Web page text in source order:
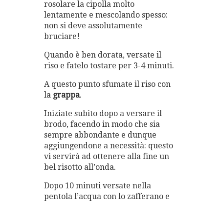
rosolare la cipolla molto
lentamente e mescolando spesso:
non si deve assolutamente
bruciare!
Quando è ben dorata, versate il
riso e fatelo tostare per 3-4 minuti.
A questo punto sfumate il riso con
la grappa.
Iniziate subito dopo a versare il
brodo, facendo in modo che sia
sempre abbondante e dunque
aggiungendone a necessità: questo
vi servirà ad ottenere alla fine un
bel risotto all’onda.
Dopo 10 minuti versate nella
pentola l’acqua con lo zafferano e